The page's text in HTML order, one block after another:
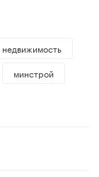
недвижимость
минстрой